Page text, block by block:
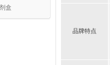
盒
品牌特点